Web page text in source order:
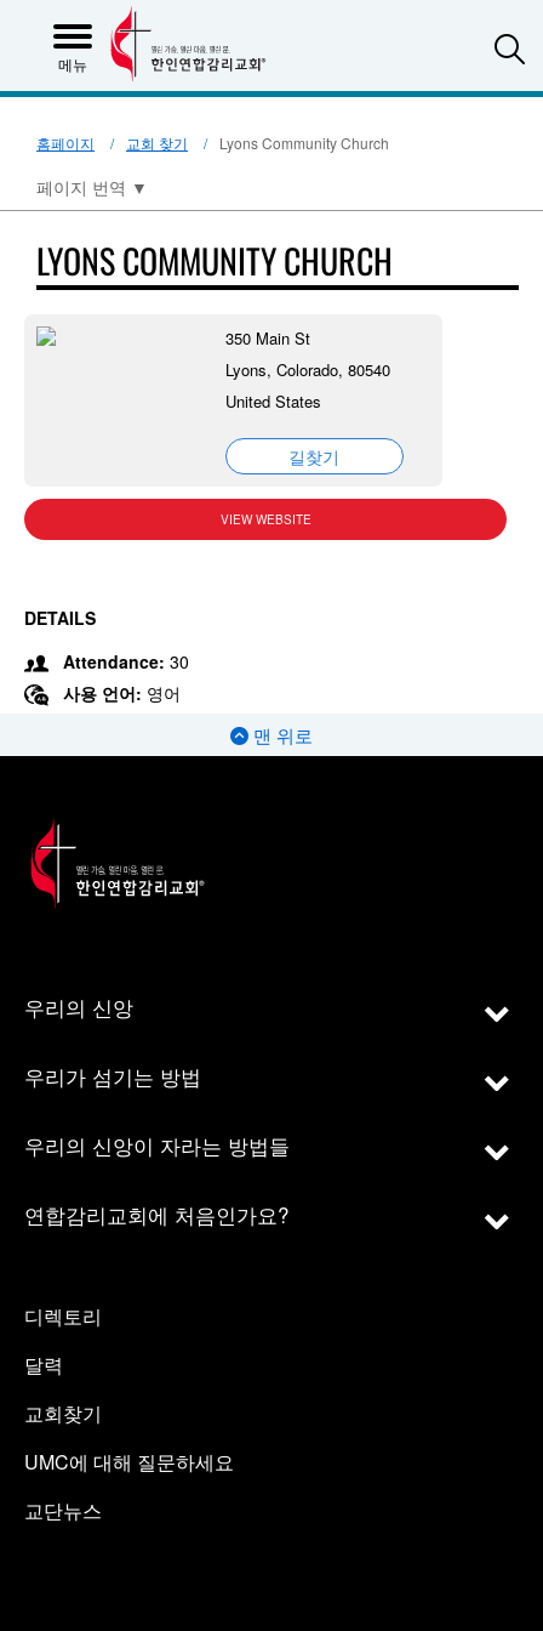
메뉴
홈페이지 교회 찾기 Lyons Community Church
페이지 번역 ▼
LYONS COMMUNITY CHURCH
350 Main St
Lyons, Colorado, 80540
United States
길찾기
VIEW WEBSITE
DETAILS
Attendance: 30
사용 언어: 영어
맨 위로
우리의 신앙
우리가 섬기는 방법
우리의 신앙이 자라는 방법들
연합감리교회에 처음인가요?
디렉토리
달력
교회찾기
UMC에 대해 질문하세요
교단뉴스